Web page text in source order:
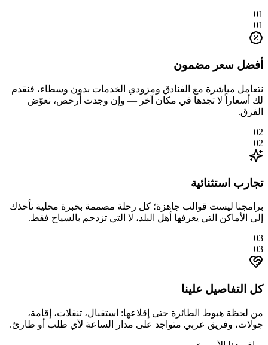
01
01
أفضل سعر مضمون
نتعامل مباشرة مع الفنادق ومزودي الخدمات بدون وسطاء، فنقدم
لك أسعاراً لا تجدها في مكان آخر — وإن وجدت أرخص، نعوّض
الفرق.
02
02
تجارب استثنائية
برامجنا ليست قوالب جاهزة؛ كل رحلة مصممة بخبرة محلية تأخذك
إلى الأماكن التي يعرفها أهل البلد، لا التي تزدحم بالسياح فقط.
03
03
كل التفاصيل علينا
من لحظة هبوط الطائرة حتى إقلاعها: استقبال، تنقلات، إقامة،
جولات، وفريق عربي متواجد على مدار الساعة لأي طلب أو طارئ.